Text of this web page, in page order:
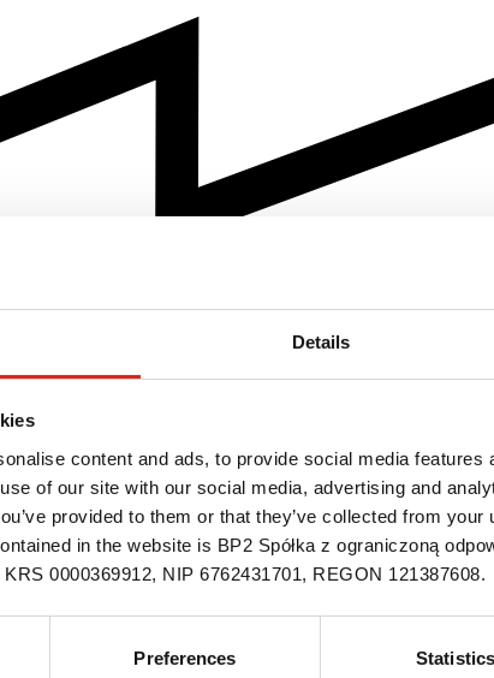
Details
content and ads, to provide social media
of our site with our social media, advertising and
provided to them or that they’ve collected from
in the website is BP2 Spółka z ograniczoną
0000369912, NIP 6762431701, REGON 121387608.
Preferences Statistics